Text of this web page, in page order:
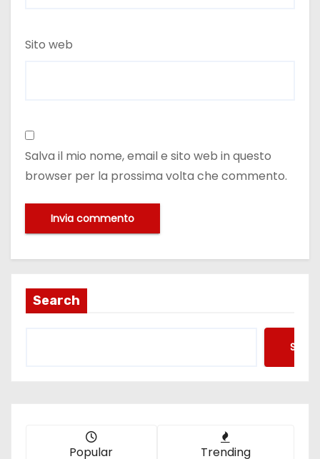
Sito web
Salva il mio nome, email e sito web in questo
browser per la prossima volta che commento.
Search
Popular Trending